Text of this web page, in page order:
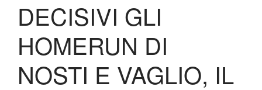
DECISIVI GLI
HOMERUN DI
NOSTI E VAGLIO, IL